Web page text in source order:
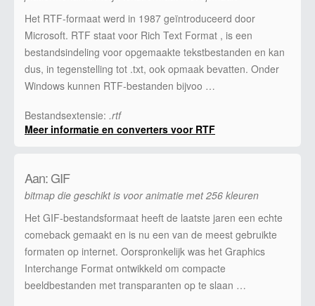
Het RTF-formaat werd in 1987 geïntroduceerd door
Microsoft. RTF staat voor Rich Text Format , is een
bestandsindeling voor opgemaakte tekstbestanden en kan
dus, in tegenstelling tot .txt, ook opmaak bevatten. Onder
Windows kunnen RTF-bestanden bijvoo …
Bestandsextensie: .rtf
Meer informatie en converters voor RTF
Aan: GIF
bitmap die geschikt is voor animatie met 256 kleuren
Het GIF-bestandsformaat heeft de laatste jaren een echte
comeback gemaakt en is nu een van de meest gebruikte
formaten op internet. Oorspronkelijk was het Graphics
Interchange Format ontwikkeld om compacte
beeldbestanden met transparanten op te slaan …